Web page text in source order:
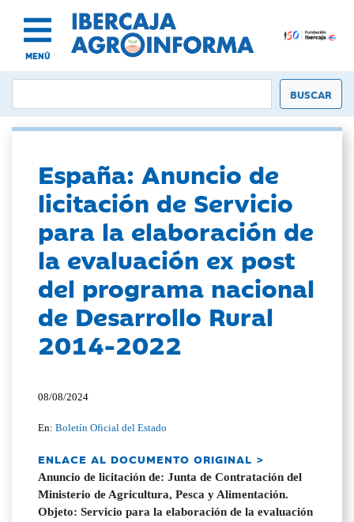
MENÚ
España: Anuncio de
licitación de Servicio
para la elaboración de
la evaluación ex post
del programa nacional
de Desarrollo Rural
2014-2022
08/08/2024
En:Boletín Oficial del Estado
ENLACE AL DOCUMENTO ORIGINAL >
Anuncio de licitación de: Junta de Contratación del
Ministerio de Agricultura, Pesca y Alimentación.
Objeto: Servicio para la elaboración de la evaluación